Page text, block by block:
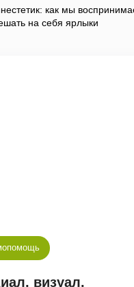
как мы
на себя ярлыки
визуал,